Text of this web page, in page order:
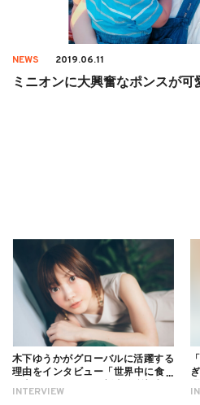
NEWS 2019.06.11
ミニオンに大興奮なポンスが
INTERVIEW
木下ゆうかがグローバルに活躍する
理由をインタビュー「世界中に食べ
ついても